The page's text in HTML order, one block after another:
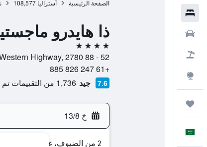
الصفحة الرئيسية أستراليا 108,577
ذا هايدرو
4 نجوم
52 - 88 Great Western Highway, 2780, ميلدو باث, نيو ساوث ويلز, أستراليا
+61 247 826 885
7.6 جيد 1,736 من التقييمات تم التحقق منها
خ 13/8
2 من الضيوف، غرفة واحدة